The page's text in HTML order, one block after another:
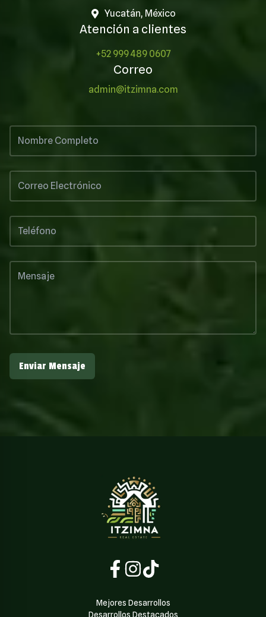
Yucatán, México
Atención a clientes
+52 999 489 0607
Correo
admin@itzimna.com
Enviar Mensaje
Mejores Desarrollos
Desarrollos Destacados